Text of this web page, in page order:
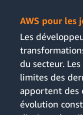
AWS pour les
Les
du secteur.
limites des
apportent des
évolution